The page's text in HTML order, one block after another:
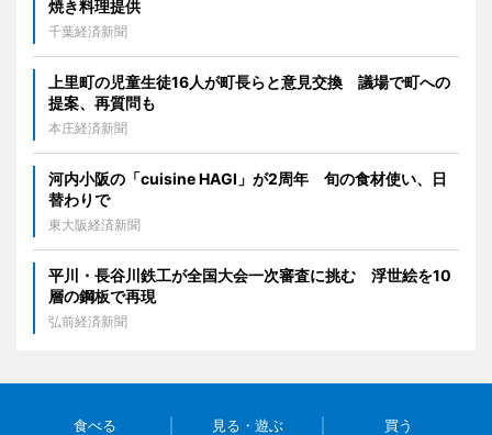
焼き料理提供
千葉経済新聞
上里町の児童生徒16人が町長らと意見交換 議場で町への
提案、再質問も
本庄経済新聞
河内小阪の「cuisine HAGI」が2周年 旬の食材使い、日
替わりで
東大阪経済新聞
平川・長谷川鉄工が全国大会一次審査に挑む 浮世絵を10
層の鋼板で再現
弘前経済新聞
食べる 見る・遊ぶ 買う